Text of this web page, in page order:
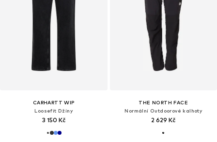
CARHARTT WIP
Loosefit Džíny
3 150 Kč
THE NORTH FACE
Normální Outdoorové kalhoty
2 629 Kč